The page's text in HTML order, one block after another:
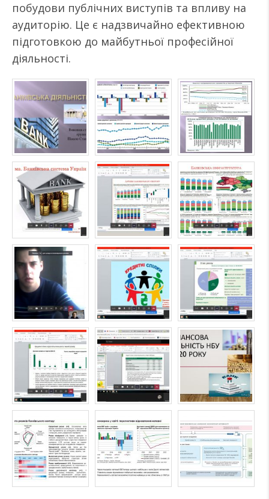
побудови публічних виступів та впливу на
аудиторію. Це є надзвичайно ефективною
підготовкою до майбутньої професійної
діяльності.